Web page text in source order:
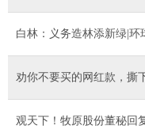
白林：义务造林添新绿|环
劝你不要买的网红款，撕
观天下！牧原股份董秘回